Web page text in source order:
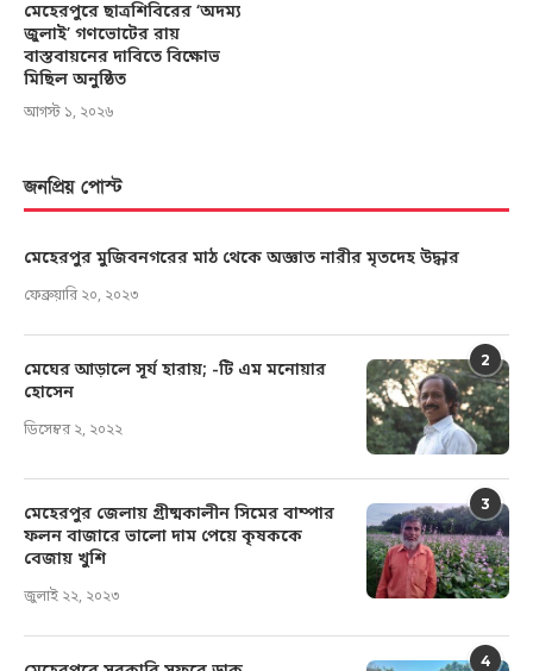
মেহেরপুরে ছাত্রশিবিরের ‘অদম্য
জুলাই’ গণভোটের রায়
বাস্তবায়নের দাবিতে বিক্ষোভ
মিছিল অনুষ্ঠিত
আগস্ট ১, ২০২৬
জনপ্রিয় পোস্ট
মেহেরপুর মুজিবনগরের মাঠ থেকে অজ্ঞাত নারীর মৃতদেহ উদ্ধার
ফেব্রুয়ারি ২০, ২০২৩
2
মেঘের আড়ালে সূর্য হারায়; -টি এম মনোয়ার
হোসেন
ডিসেম্বর ২, ২০২২
3
মেহেরপুর জেলায় গ্রীষ্মকালীন সিমের বাম্পার
ফলন বাজারে ভালো দাম পেয়ে কৃষককে
বেজায় খুশি
জুলাই ২২, ২০২৩
4